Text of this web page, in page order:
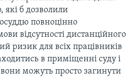
які б дозволили
повноцінно
відсутності дистанційного
ризик для всіх працівників
в приміщенні суду і
можуть просто загинути